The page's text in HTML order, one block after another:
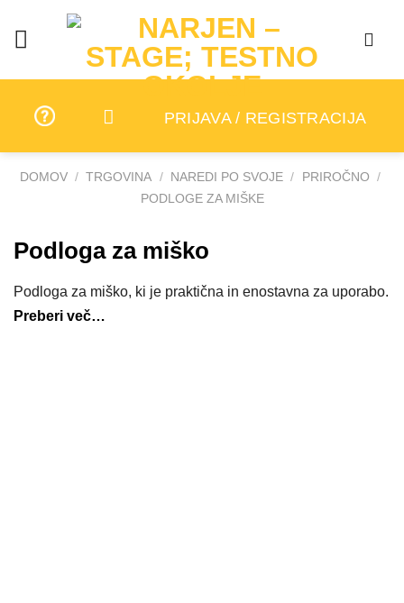
content
PRIJAVA / REGISTRACIJA
DOMOV / TRGOVINA / NAREDI PO SVOJE / PRIROČNO /
PODLOGE ZA MIŠKE
Podloga za miško
Podloga za miško, ki je praktična in enostavna za uporabo.
Preberi več…